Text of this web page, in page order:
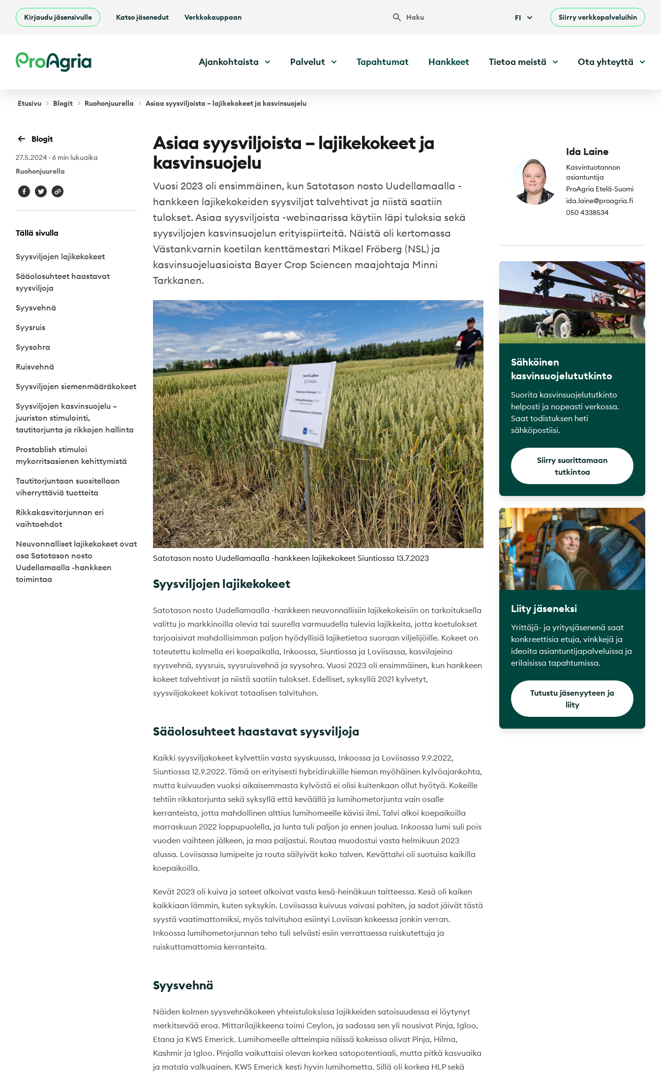
Kirjaudu jäsensivulle Katso jäsenedut Verkkokauppaan Haku FI Siirry verkkopalveluihin
ProAgria Ajankohtaista Palvelut Tapahtumat Hankkeet Tietoa meistä Ota yhteyttä
Etusivu Blogit Ruohonjuurella Asiaa syysviljoista – lajikekokeet ja kasvinsuojelu
Blogit
27.5.2024 · 6 min lukuaika
Ruohonjuurella
Tällä sivulla
Syysviljojen lajikekokeet
Sääolosuhteet haastavat
syysviljoja
Syysvehnä
Syysruis
Syysohra
Ruisvehnä
Syysviljojen siemenmääräkokeet
Syysviljojen kasvinsuojelu –
juuriston stimulointi,
tautitorjunta ja rikkojen hallinta
Prostablish stimuloi
mykorritsasienen kehittymistä
Tautitorjuntaan suositellaan
viherryttäviä tuotteita
Rikkakasvitorjunnan eri
vaihtoehdot
Neuvonnalliset lajikekokeet ovat
osa Satotason nosto
Uudellamaalla -hankkeen
toimintaa
Asiaa syysviljoista – lajikekokeet ja
kasvinsuojelu
Vuosi 2023 oli ensimmäinen, kun Satotason nosto Uudellamaalla -
hankkeen lajikekokeiden syysviljat talvehtivat ja niistä saatiin
tulokset. Asiaa syysviljoista -webinaarissa käytiin läpi tuloksia sekä
syysviljojen kasvinsuojelun erityispiirteitä. Näistä oli kertomassa
Västankvarnin koetilan kenttämestari Mikael Fröberg (NSL) ja
kasvinsuojeluasioista Bayer Crop Sciencen maajohtaja Minni
Tarkkanen.
Satotason nosto Uudellamaalla -hankkeen lajikekokeet Siuntiossa 13.7.2023
Syysviljojen lajikekokeet
Satotason nosto Uudellamaalla -hankkeen neuvonnallisiin lajikekokeisiin on tarkoituksella
valittu jo markkinoilla olevia tai suurella varmuudella tulevia lajikkeita, jotta koetulokset
tarjoaisivat mahdollisimman paljon hyödyllisiä lajiketietoa suoraan viljelijöille. Kokeet on
toteutettu kolmella eri koepaikalla, Inkoossa, Siuntiossa ja Loviisassa, kasvilajeina
syysvehnä, syysruis, syysruisvehnä ja syysohra. Vuosi 2023 oli ensimmäinen, kun hankkeen
kokeet talvehtivat ja niistä saatiin tulokset. Edelliset, syksyllä 2021 kylvetyt,
syysviljakokeet kokivat totaalisen talvituhon.
Sääolosuhteet haastavat syysviljoja
Kaikki syysviljakokeet kylvettiin vasta syyskuussa, Inkoossa ja Loviisassa 9.9.2022,
Siuntiossa 12.9.2022. Tämä on erityisesti hybridirukiille hieman myöhäinen kylvöajankohta,
mutta kuivuuden vuoksi aikaisemmasta kylvöstä ei olisi kuitenkaan ollut hyötyä. Kokeille
tehtiin rikkatorjunta sekä syksyllä että keväällä ja lumihometorjunta vain osalle
kerranteista, jotta mahdollinen alttius lumihomeelle kävisi ilmi. Talvi alkoi koepaikoilla
marraskuun 2022 loppupuolella, ja lunta tuli paljon jo ennen joulua. Inkoossa lumi suli pois
vuoden vaihteen jälkeen, ja maa paljastui. Routaa muodostui vasta helmikuun 2023
alussa. Loviisassa lumipeite ja routa säilyivät koko talven. Kevättalvi oli suotuisa kaikilla
koepaikoilla.
Kevät 2023 oli kuiva ja sateet alkoivat vasta kesä-heinäkuun taitteessa. Kesä oli kaiken
kaikkiaan lämmin, kuten syksykin. Loviisassa kuivuus vaivasi pahiten, ja sadot jäivät tästä
syystä vaatimattomiksi, myös talvituhoa esiintyi Loviisan kokeessa jonkin verran.
Inkoossa lumihometorjunnan teho tuli selvästi esiin verrattaessa ruiskutettuja ja
ruiskuttamattomia kerranteita.
Syysvehnä
Näiden kolmen syysvehnäkokeen yhteistuloksissa lajikkeiden satoisuudessa ei löytynyt
merkitsevää eroa. Mittarilajikkeena toimi Ceylon, ja sadossa sen yli nousivat Pinja, Igloo,
Etana ja KWS Emerick. Lumihomeelle altteimpia näissä kokeissa olivat Pinja, Hilma,
Kashmir ja Igloo. Pinjalla vaikuttaisi olevan korkea satopotentiaali, mutta pitkä kasvuaika
ja matala valkuainen. KWS Emerick kesti hyvin lumihometta. Sillä oli korkea HLP sekä
Ida Laine
Kasvintuotannon
asiantuntija
ProAgria Etelä-Suomi
ida.laine@proagria.fi
050 4338534
Sähköinen
kasvinsuojelututkinto
Suorita kasvinsuojelututkinto
helposti ja nopeasti verkossa.
Saat todistuksen heti
sähköpostiisi.
Siirry suorittamaan
tutkintoa
Liity jäseneksi
Yrittäjä- ja yritysjäsenenä saat
konkreettisia etuja, vinkkejä ja
ideoita asiantuntijapalveluissa ja
erilaisissa tapahtumissa.
Tutustu jäsenyyteen ja
liity